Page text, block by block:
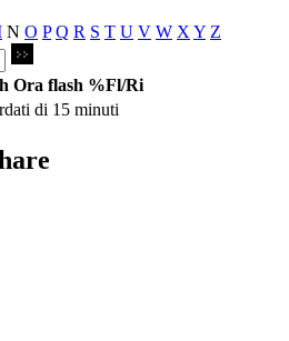
N O P Q R S T U V W X Y Z
Ora flash %Fl/Ri
di 15 minuti